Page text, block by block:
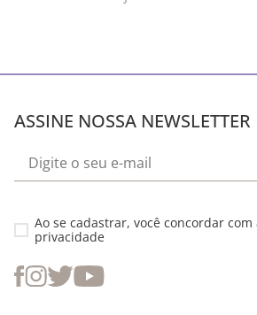
ASSINE NOSSA NEWSLETTER
Ao se cadastrar, você concordar com
privacidade